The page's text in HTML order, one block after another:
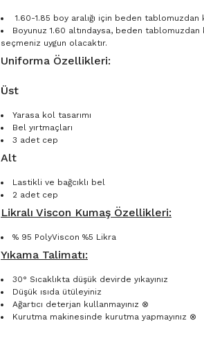
1.60-1.85 boy aralığı için beden
Boyunuz 1.60 altındaysa, beden
seçmeniz uygun olacaktır.
Uniforma Özellikleri:
Üst
Yarasa kol tasarımı
Bel yırtmaçları
3 adet cep
Alt
Lastikli ve bağcıklı bel
2 adet cep
Likralı Viscon Kumaş Özellikleri:
% 95 PolyViscon %5 Likra
Yıkama Talimatı:
30° Sıcaklıkta düşük devirde yıkayınız
Düşük ısıda ütüleyiniz
Ağartıcı deterjan kullanmayınız ⊗
Kurutma makinesinde kurutma yapmayınız ⊗